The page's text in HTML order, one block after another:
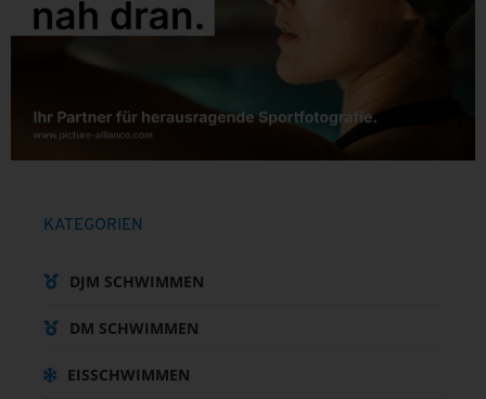
KATEGORIEN
DJM SCHWIMMEN
DM SCHWIMMEN
EISSCHWIMMEN